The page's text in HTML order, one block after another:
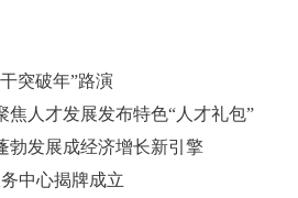
突破年”路演
焦人才发展发布特色“人才礼包”
勃发展成经济增长新引擎
中心揭牌成立